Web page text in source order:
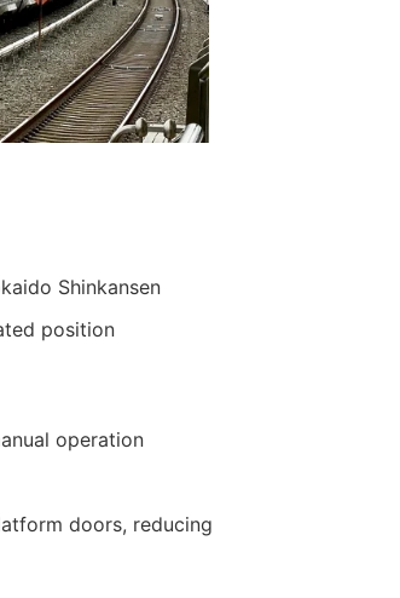
Shinkansen
position
operation
doors, reducing